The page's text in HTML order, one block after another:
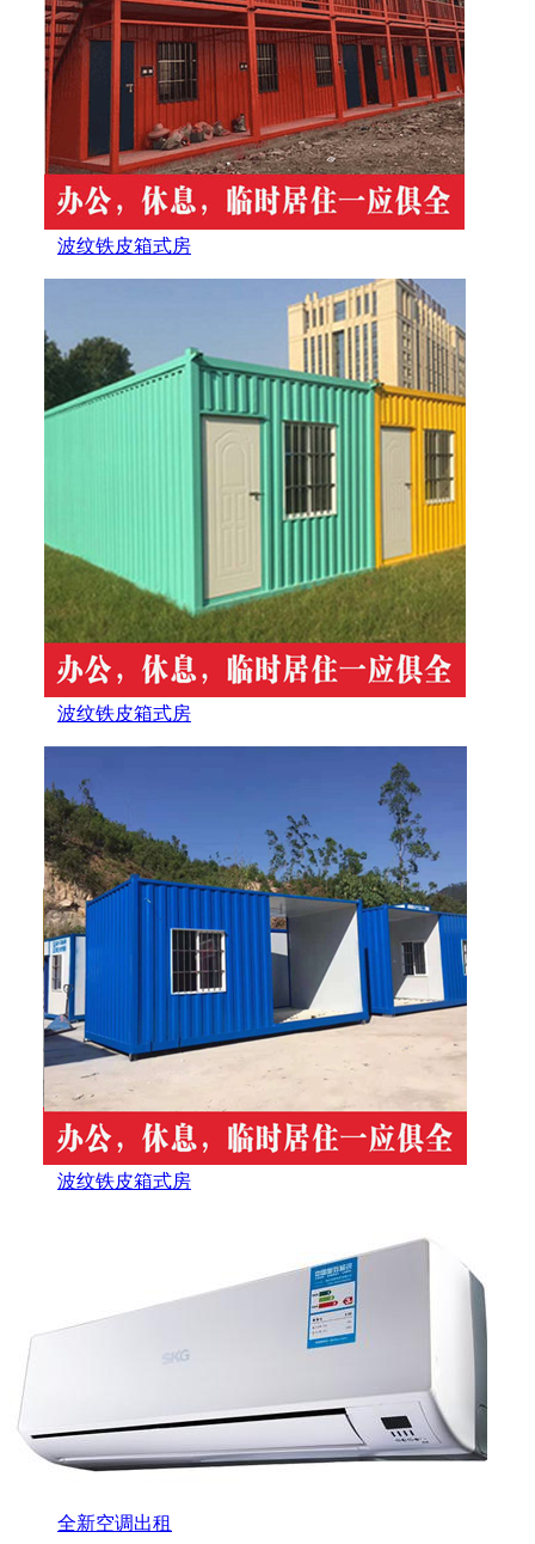
波纹铁皮箱式房
波纹铁皮箱式房
波纹铁皮箱式房
全新空调出租